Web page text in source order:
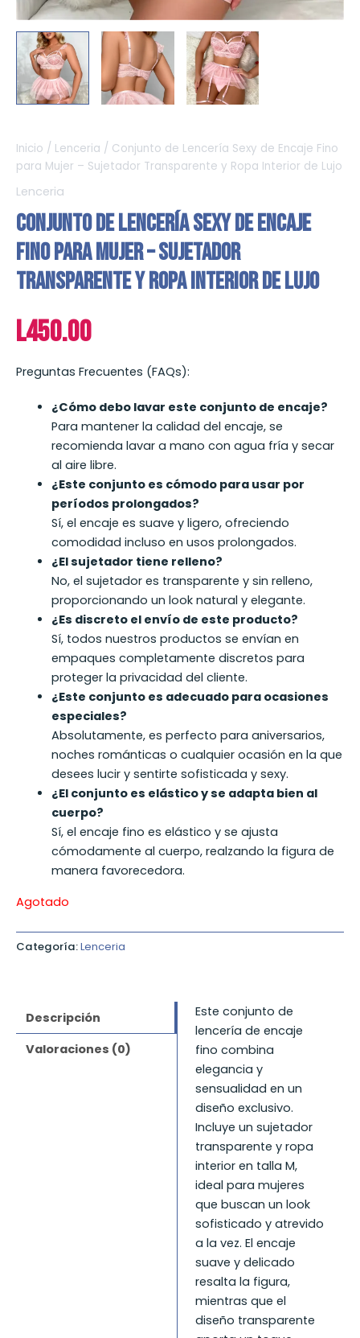
Inicio / Lenceria / Conjunto de Lencería Sexy de Encaje Fino
para Mujer – Sujetador Transparente y Ropa Interior de Lujo
Lenceria
Conjunto de Lencería Sexy de Encaje
Fino para Mujer – Sujetador
Transparente y Ropa Interior de Lujo
L450.00
Preguntas Frecuentes (FAQs):
¿Cómo debo lavar este conjunto de encaje?
Para mantener la calidad del encaje, se
recomienda lavar a mano con agua fría y secar
al aire libre.
¿Este conjunto es cómodo para usar por
períodos prolongados?
Sí, el encaje es suave y ligero, ofreciendo
comodidad incluso en usos prolongados.
¿El sujetador tiene relleno?
No, el sujetador es transparente y sin relleno,
proporcionando un look natural y elegante.
¿Es discreto el envío de este producto?
Sí, todos nuestros productos se envían en
empaques completamente discretos para
proteger la privacidad del cliente.
¿Este conjunto es adecuado para ocasiones
especiales?
Absolutamente, es perfecto para aniversarios,
noches románticas o cualquier ocasión en la que
desees lucir y sentirte sofisticada y sexy.
¿El conjunto es elástico y se adapta bien al
cuerpo?
Sí, el encaje fino es elástico y se ajusta
cómodamente al cuerpo, realzando la figura de
manera favorecedora.
Agotado
Categoría:Lenceria
Descripción
Valoraciones (0)
Este conjunto de
lencería de encaje
fino combina
elegancia y
sensualidad en un
diseño exclusivo.
Incluye un sujetador
transparente y ropa
interior en talla M,
ideal para mujeres
que buscan un look
sofisticado y atrevido
a la vez. El encaje
suave y delicado
resalta la figura,
mientras que el
diseño transparente